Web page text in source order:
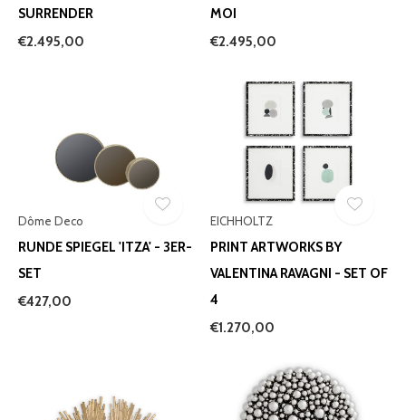
SURRENDER
€2.495,00
MOI
€2.495,00
Dôme Deco
RUNDE SPIEGEL 'ITZA' - 3ER-
SET
€427,00
EICHHOLTZ
PRINT ARTWORKS BY
VALENTINA RAVAGNI - SET OF
4
€1.270,00